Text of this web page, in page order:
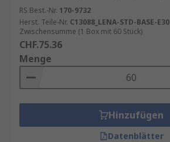
RS Best.-Nr. 170-9732
Herst. Teile-Nr. C13088_LENA-STD-BASE-E30
Zwischensumme (1 Box mit 60 Stück)
CHF.75.36
Menge
Hinzufügen
Datenblätter